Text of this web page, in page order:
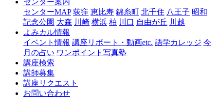
浜
センターMAP 荻窪 恵比寿 錦糸町 北千住 八王子 昭和
記念公園 大森 川崎 横浜 柏 川口 自由が丘 川越
よみカル情報
イベント情報 講座リポート・動画etc. 語学カレッジ 今
月の占い ワンポイント写真塾
講座検索
講師募集
講座リクエスト
お問い合わせ